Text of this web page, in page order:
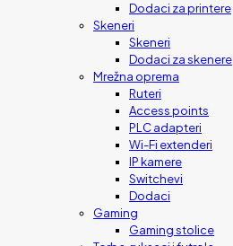
Dodaci za printere
Skeneri
Skeneri
Dodaci za skenere
Mrežna oprema
Ruteri
Access points
PLC adapteri
Wi-Fi extenderi
IP kamere
Switchevi
Dodaci
Gaming
Gaming stolice